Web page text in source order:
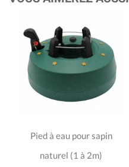
Pied à eau pour sapin
naturel (1 à 2m)